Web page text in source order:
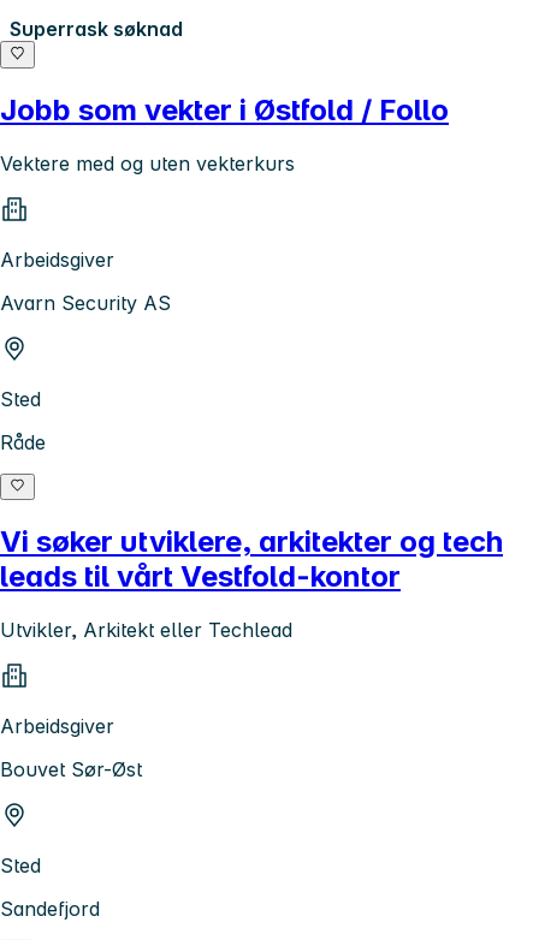
Superrask søknad
Jobb som vekter i Østfold / Follo
Vektere med og uten vekterkurs
Arbeidsgiver
Avarn Security AS
Sted
Råde
Vi søker utviklere, arkitekter og tech
leads til vårt Vestfold-kontor
Utvikler, Arkitekt eller Techlead
Arbeidsgiver
Bouvet Sør-Øst
Sted
Sandefjord